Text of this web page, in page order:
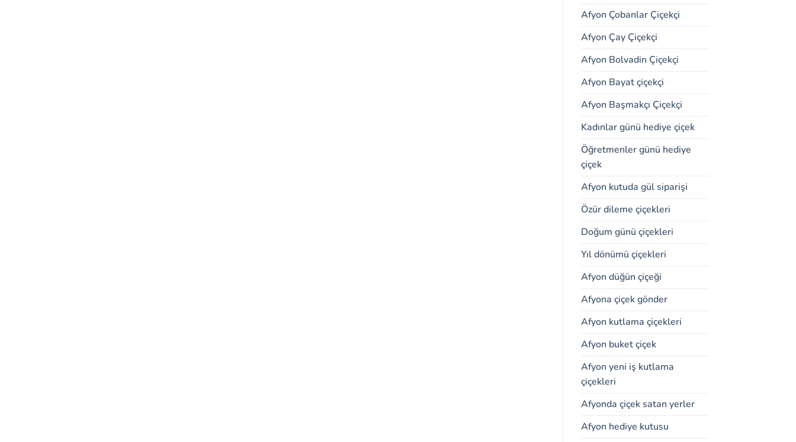
Afyon Çobanlar Çiçekçi
Afyon Çay Çiçekçi
Afyon Bolvadin Çiçekçi
Afyon Bayat çiçekçi
Afyon Başmakçı Çiçekçi
Kadınlar günü hediye çiçek
Öğretmenler günü hediye
çiçek
Afyon kutuda gül siparişi
Özür dileme çiçekleri
Doğum günü çiçekleri
Yıl dönümü çiçekleri
Afyon düğün çiçeği
Afyona çiçek gönder
Afyon kutlama çiçekleri
Afyon buket çiçek
Afyon yeni iş kutlama
çiçekleri
Afyonda çiçek satan yerler
Afyon hediye kutusu